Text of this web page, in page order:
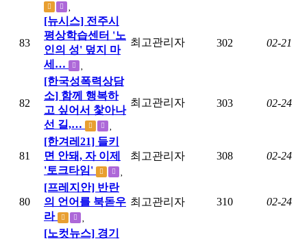
83
[뉴시스] 전주시
평상학습센터 '노
인의 성' 덮지 마
세…
최고관리자 302 02-21
82
[한국성폭력상담
소] 함께 행복하
고 싶어서 찿아나
선 길,…
최고관리자 303 02-24
81
[한겨레21] 들키
면 안돼, 자 이제
'토크타임'
최고관리자 308 02-24
80
[프레지안] 반란
의 언어를 북돋우
라
최고관리자 310 02-24
[노컷뉴스] 경기